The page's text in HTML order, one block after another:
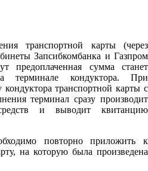
транспортной карты (через
Запсибкомбанка и Газпром
предоплаченная сумма станет
терминале кондуктора. При
транспортной карты с
терминал сразу производит
и выводит квитанцию
повторно приложить к
на которую была произведена